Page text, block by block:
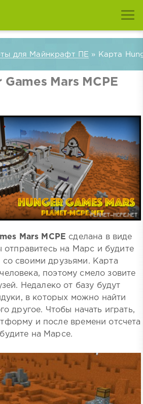
для Майнкрафт ПЕ » Карта
Games Mars MCPE
Mars MCPE сделана в виде
отправитесь на Марс и будите
со своими друзьями. Карта
поэтому смело зовите
Недалеко от базу будут
в которых можно найти
другое. Чтобы начать играть,
и после времени отсчета
на Марсе.